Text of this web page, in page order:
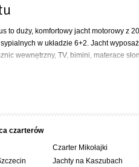
to duży, komfortowy jacht motorowy z
w układzie 6+2. Jacht
wewnętrzny, TV, bimini, materace
czarterów
Czarter Mikołajki
Jachty na Kaszubach